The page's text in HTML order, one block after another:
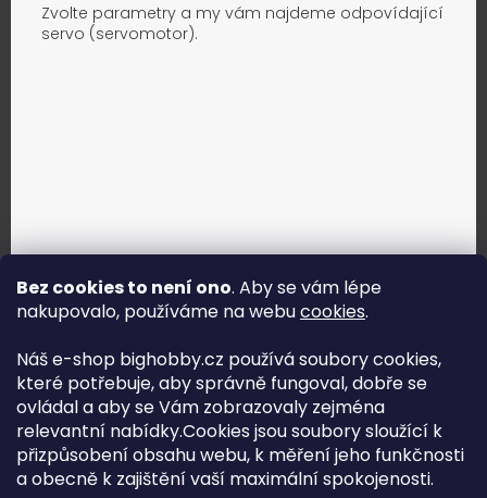
Bez cookies to není ono. Aby se vám lépe
nakupovalo, používáme na webucookies.
Náš e-shop bighobby.cz používá soubory cookies,
které potřebuje, aby správně fungoval, dobře se
ovládal a aby se Vám zobrazovaly zejména
relevantní nabídky.Cookies jsou soubory sloužící k
přizpůsobení obsahu webu, k měření jeho funkčnosti
a obecně k zajištění vaší maximální spokojenosti.
Zvolte parametry a my vám najdeme odpovídající
servo (servomotor).
Jak vybrat správné servo?
Najít správné servo